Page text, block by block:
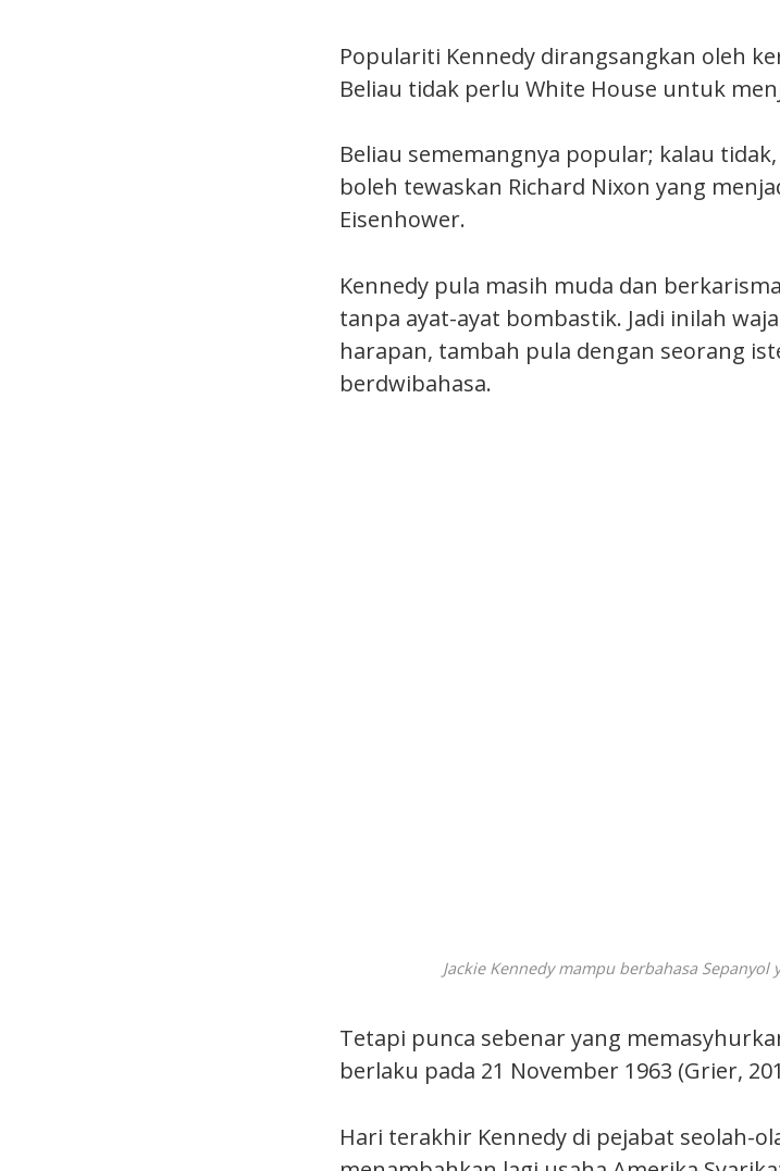
Populariti Kennedy dirangsangkan oleh
Beliau tidak perlu White House untuk
Beliau sememangnya popular; kalau
boleh tewaskan Richard Nixon yang
Eisenhower.
Kennedy pula masih muda dan
tanpa ayat-ayat bombastik. Jadi inilah
harapan, tambah pula dengan seorang
berdwibahasa.
Jackie Kennedy mampu berbahasa
Tetapi punca sebenar yang
berlaku pada 21 November 1963 (Grier,
Hari terakhir Kennedy di pejabat seolah-